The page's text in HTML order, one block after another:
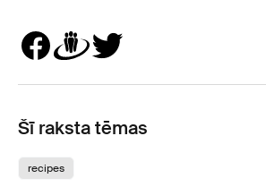
Šī raksta tēmas
recipes